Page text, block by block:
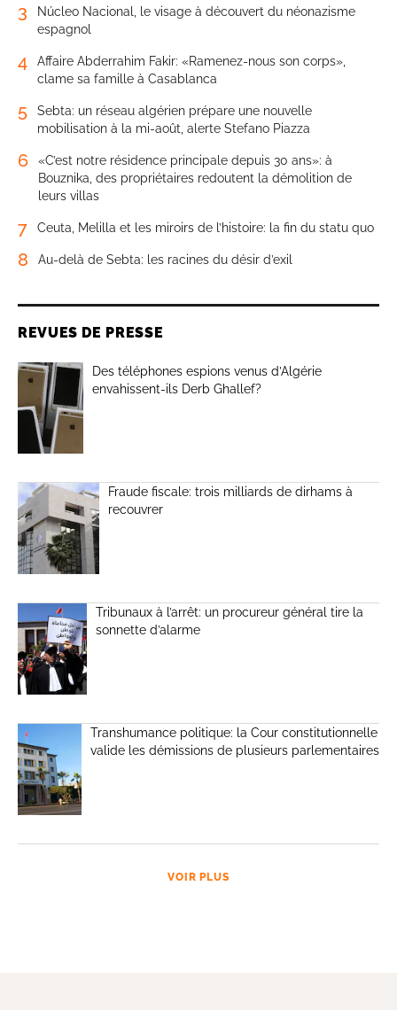
3
Núcleo Nacional, le visage à découvert du néonazisme
espagnol
4
Affaire Abderrahim Fakir: «Ramenez-nous son corps»,
clame sa famille à Casablanca
5
Sebta: un réseau algérien prépare une nouvelle
mobilisation à la mi-août, alerte Stefano Piazza
6
«C’est notre résidence principale depuis 30 ans»: à
Bouznika, des propriétaires redoutent la démolition de
leurs villas
7 Ceuta, Melilla et les miroirs de l’histoire: la fin du statu quo
8 Au-delà de Sebta: les racines du désir d’exil
REVUES DE PRESSE
Des téléphones espions venus d’Algérie
envahissent-ils Derb Ghallef?
Fraude fiscale: trois milliards de dirhams à
recouvrer
Tribunaux à l’arrêt: un procureur général tire la
sonnette d’alarme
Transhumance politique: la Cour constitutionnelle
valide les démissions de plusieurs parlementaires
VOIR PLUS